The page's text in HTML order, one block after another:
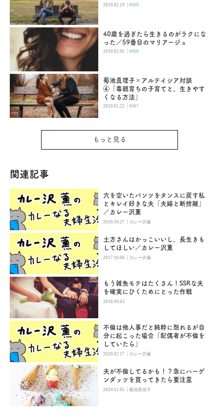
2019.02.19 |#069
40歳を過ぎたら生きるのがラクにな
った／59番目のマリアージュ
2019.02.05 |#068
菊池真理子×アルテイシア対談
④「毒親育ちの子育てと、生きやす
くなる方法」
2019.01.22 |#067
もっと見る
関連記事
穴を空いたパンツをタンスに戻す私
とキレイ好きな夫「夫婦と断捨離」
／カレー沢薫
2020.10.27 | カレー沢薫
土方さんはかっこいいし、長生きも
してほしい／カレー沢薫
2017.10.06 | カレー沢薫
もう雑魚モテはたくさん！SSRな夫
を確実にひくためにとった作戦
2018.09.03
不倫は他人事だと純粋に怒れるが自
分に起こった場合「配偶者が不倫を
していたら」
2020.02.17 | カレー沢薫
夫が不倫してるかも！？急にハーゲ
ンダッツを買ってきたら要注意
2024.12.05 |菊池美佳子